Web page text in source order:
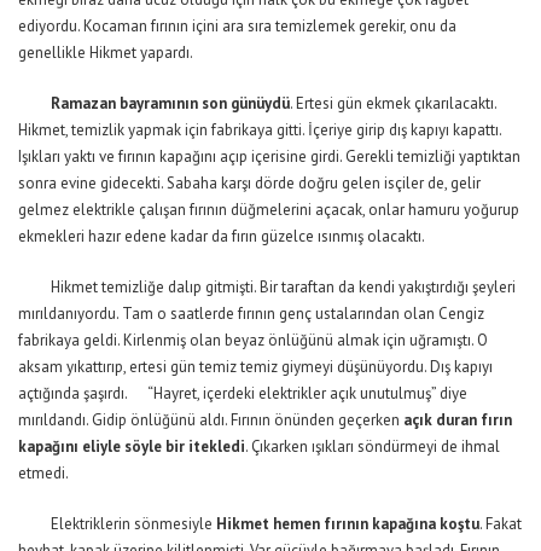
ediyordu. Kocaman fırının içini ara sıra temizlemek gerekir, onu da
genellikle Hikmet yapardı.
Ramazan bayramının son günüydü. Ertesi gün ekmek çıkarılacaktı.
Hikmet, temizlik yapmak için fabrikaya gitti. İçeriye girip dış kapıyı kapattı.
Işıkları yaktı ve fırının kapağını açıp içerisine girdi. Gerekli temizliği yaptıktan
sonra evine gidecekti. Sabaha karşı dörde doğru gelen isçiler de, gelir
gelmez elektrikle çalışan fırının düğmelerini açacak, onlar hamuru yoğurup
ekmekleri hazır edene kadar da fırın güzelce ısınmış olacaktı.
Hikmet temizliğe dalıp gitmişti. Bir taraftan da kendi yakıştırdığı şeyleri
mırıldanıyordu. Tam o saatlerde fırının genç ustalarından olan Cengiz
fabrikaya geldi. Kirlenmiş olan beyaz önlüğünü almak için uğramıştı. O
aksam yıkattırıp, ertesi gün temiz temiz giymeyi düşünüyordu. Dış kapıyı
açtığında şaşırdı. “Hayret, içerdeki elektrikler açık unutulmuş” diye
mırıldandı. Gidip önlüğünü aldı. Fırının önünden geçerken açık duran fırın
kapağını eliyle söyle bir itekledi. Çıkarken ışıkları söndürmeyi de ihmal
etmedi.
Elektriklerin sönmesiyle Hikmet hemen fırının kapağına koştu. Fakat